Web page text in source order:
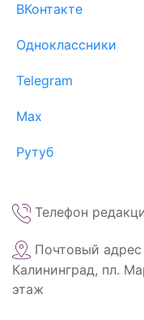
ВКонтакте
Одноклассники
Telegram
Max
Рутуб
Телефон
Почтовый
Калининград, пл.
этаж